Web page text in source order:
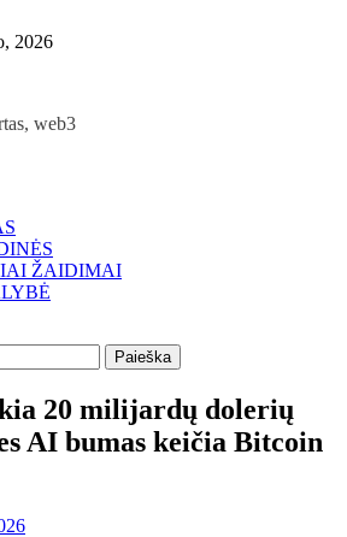
2026
web3
ŽAIDIMAI
20 milijardų dolerių
AI bumas keičia Bitcoin